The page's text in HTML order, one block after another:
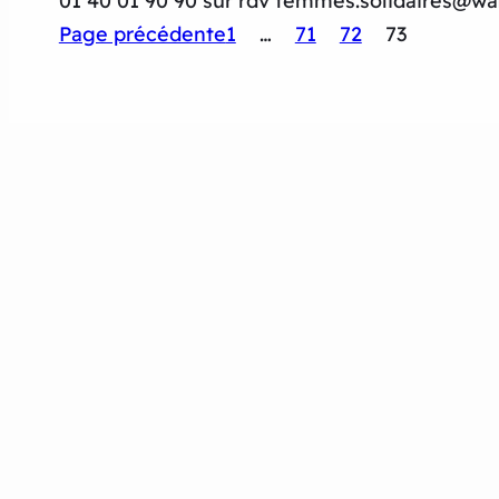
Page précédente1 … 71 72 73